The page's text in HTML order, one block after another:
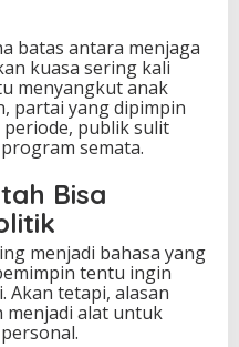
batas antara menjaga
kuasa sering kali
menyangkut anak
partai yang dipimpin
periode, publik sulit
semata.
Bisa
menjadi bahasa yang
tentu ingin
Akan tetapi, alasan
menjadi alat untuk